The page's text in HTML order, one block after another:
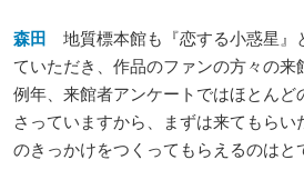
森田
地質標本館も『恋する小惑星』
ていただき、作品のファンの方々の来
例年、来館者アンケートではほとんど
さっていますから、まずは来てもらい
のきっかけをつくってもらえるのはと